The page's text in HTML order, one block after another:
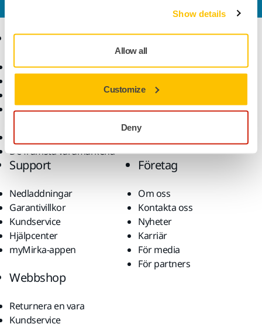
Show details
Allow all
Customize
Deny
Produkter
Maskiner
Slipmaterial och medel
Tillbehör och
De främsta varumärkena
Kunskap
Branscher
Lösningar
Support
Nedladdningar
Garantivillkor
Kundservice
Hjälpcenter
myMirka-appen
Företag
Om oss
Kontakta oss
Nyheter
Karriär
För media
För partners
Webbshop
Returnera en vara
Kundservice